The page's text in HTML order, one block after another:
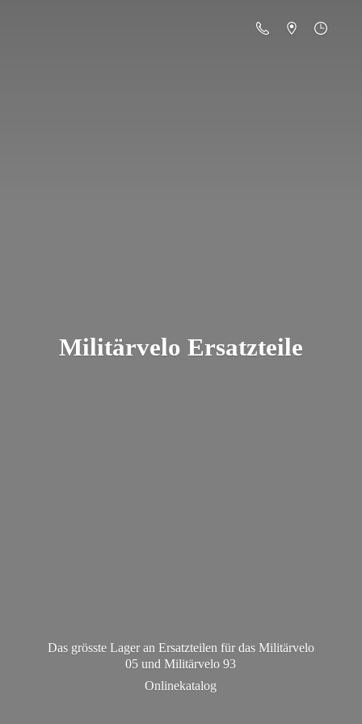
Militärvelo Ersatzteile
Das grösste Lager an Ersatzteilen für das Militärvelo
05 und Militärvelo 93
Onlinekatalog